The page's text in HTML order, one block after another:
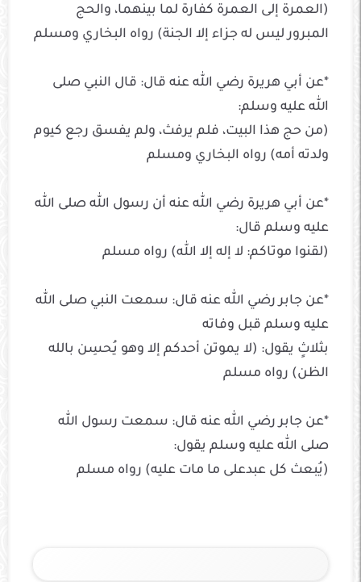
(العمرة إلى العمرة كفارة لما بينهما، والحج
المبرور ليس له جزاء إلا الجنة) رواه البخاري ومسلم
*عن أبي هريرة رضي الله عنه قال: قال النبي صلى
الله عليه وسلم:
(من حج هذا البيت، فلم يرفث، ولم يفسق رجع كيوم
ولدته أمه) رواه البخاري ومسلم
*عن أبي هريرة رضي الله عنه أن رسول الله صلى الله
عليه وسلم قال:
(لقنوا موتاكم: لا إله إلا الله) رواه مسلم
*عن جابر رضي الله عنه قال: سمعت النبي صلى الله
عليه وسلم قبل وفاته
بثلاثٍ يقول: (لا يموتن أحدكم إلا وهو يُحسِن بالله
الظن) رواه مسلم
*عن جابر رضي الله عنه قال: سمعت رسول الله
صلى الله عليه وسلم يقول:
(يُبعث كل عبدعلى ما مات عليه) رواه مسلم